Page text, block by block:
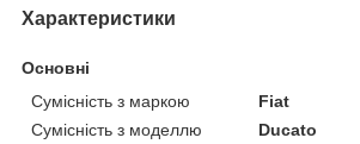
Характеристики
Основні
Сумісність з маркою
Fiat
Сумісність з моделлю
Ducato